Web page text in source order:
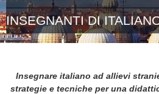
INSEGNANTI DI
Insegnare italiano ad allievi
strategie e tecniche per una